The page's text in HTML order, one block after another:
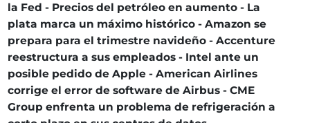
la Fed - Precios del petróleo en aumento - La
plata marca un máximo histórico - Amazon se
prepara para el trimestre navideño - Accenture
reestructura a sus empleados - Intel ante un
posible pedido de Apple - American Airlines
corrige el error de software de Airbus - CME
Group enfrenta un problema de refrigeración a